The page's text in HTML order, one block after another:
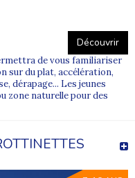
Découvrir
de vous familiariser
sur du plat, accélération,
dérapage... Les jeunes
zone naturelle pour des